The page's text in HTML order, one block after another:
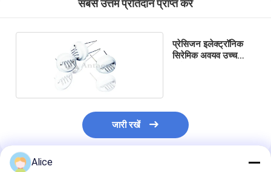
सबसे उत्तम प्रतिदान प्राप्त करें
प्रेसिजन इलेक्ट्रॉनिक
सिरेमिक अवयव उच्च
जारी रखें
Alice